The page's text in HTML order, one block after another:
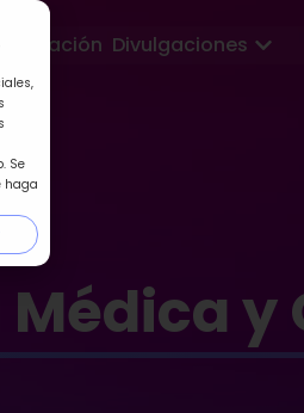
Se
haga
Formación Divulgaciones Abrir
y